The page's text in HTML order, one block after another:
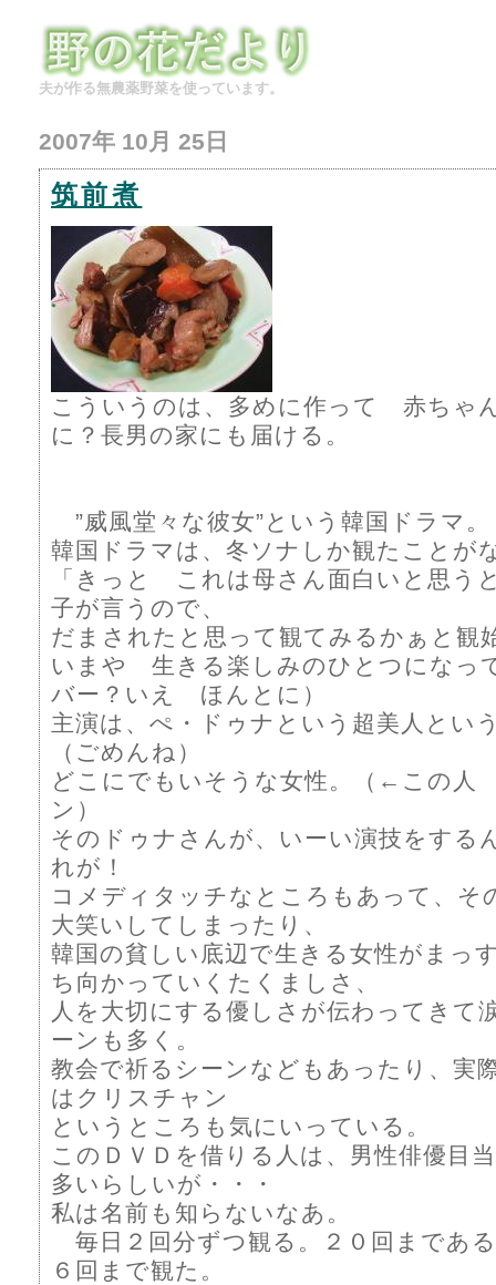
夫が作る無農薬野菜を使っています。
2007年 10月 25日
筑前煮
こういうのは、多めに作って 赤ちゃ
に？長男の家にも届ける。
”威風堂々な彼女”という韓国ドラマ。
韓国ドラマは、冬ソナしか観たことが
「きっと これは母さん面白いと思う
子が言うので、
だまされたと思って観てみるかぁと観
いまや 生きる楽しみのひとつになっ
バー？いえ ほんとに）
主演は、ぺ・ドゥナという超美人とい
（ごめんね）
どこにでもいそうな女性。（←この人
ン）
そのドゥナさんが、いーい演技をする
れが！
コメディタッチなところもあって、
大笑いしてしまったり、
韓国の貧しい底辺で生きる女性がまっ
ち向かっていくたくましさ、
人を大切にする優しさが伝わってき
ーンも多く。
教会で祈るシーンなどもあったり、実
はクリスチャン
というところも気にいっている。
このＤＶＤを借りる人は、男性俳優目
多いらしいが・・・
私は名前も知らないなあ。
毎日２回分ずつ観る。２０回まであ
６回まで観た。